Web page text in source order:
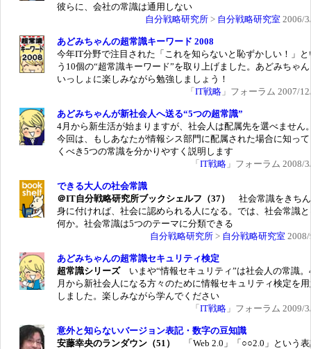
彼らに、会社の常識は通用しない
自分戦略研究所 > 自分戦略研究室 2006/
あどみちゃんの超常識キーワード 2008
今年IT分野で注目された「これを知らないと恥ずかしい！」と
う10個の“超常識キーワード”を取り上げました。あどみちゃ
いっしょに楽しみながら勉強しましょう！
「IT戦略 」フォーラム 2007/
あどみちゃんが新社会人へ送る“5つの超常識”
4月から新生活が始まりますが、社会人は配属先を選べません
今回は、もしあなたが情報シス部門に配属された場合に知っ
くべき5つの常識を分かりやすく説明します
「IT戦略 」フォーラム 2008/
できる大人の社会常識
＠IT自分戦略研究所ブックシェルフ（37） 社会常識をきち
身に付ければ、社会に認められる人になる。では、社会常識
何か。社会常識は5つのテーマに分類できる
自分戦略研究所 > 自分戦略研究室
あどみちゃんの超常識セキュリティ検定
超常識シリーズいまや“情報セキュリティ”は社会人の常識。
月から新社会人になる方々のために情報セキュリティ検定を
しました。楽しみながら学んでください
「IT戦略 」フォーラム 2009/
意外と知らないバージョン表記・数字の豆知識
安藤幸央のランダウン（51）
「Web 2.0」「○○2.0」という